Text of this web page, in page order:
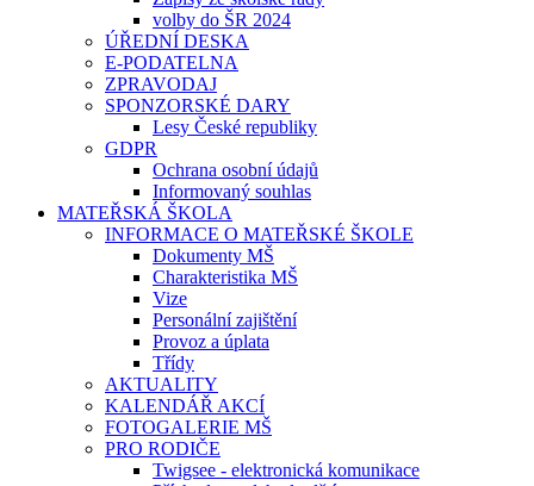
volby do ŠR 2024
ÚŘEDNÍ DESKA
E-PODATELNA
ZPRAVODAJ
SPONZORSKÉ DARY
Lesy České republiky
GDPR
Ochrana osobní údajů
Informovaný souhlas
MATEŘSKÁ ŠKOLA
INFORMACE O MATEŘSKÉ ŠKOLE
Dokumenty MŠ
Charakteristika MŠ
Vize
Personální zajištění
Provoz a úplata
Třídy
AKTUALITY
KALENDÁŘ AKCÍ
FOTOGALERIE MŠ
PRO RODIČE
Twigsee - elektronická komunikace